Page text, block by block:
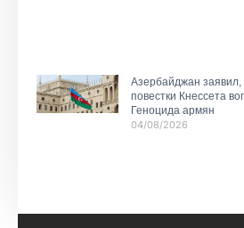
Азербайджан заявил,
повестки Кнессета
Геноцида армян
04/08/2026